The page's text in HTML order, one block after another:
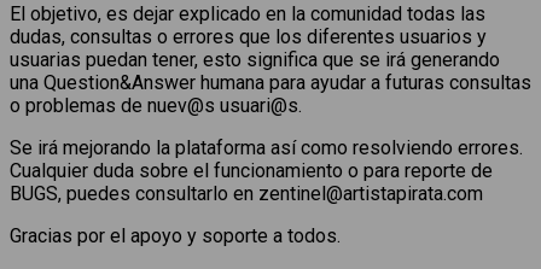
El objetivo, es dejar explicado en la comunidad todas las
dudas, consultas o errores que los diferentes usuarios y
usuarias puedan tener, esto significa que se irá generando
una Question&Answer humana para ayudar a futuras consultas
o problemas de nuev@s usuari@s.
Se irá mejorando la plataforma así como resolviendo errores.
Cualquier duda sobre el funcionamiento o para reporte de
BUGS, puedes consultarlo en zentinel@artistapirata.com
Gracias por el apoyo y soporte a todos.